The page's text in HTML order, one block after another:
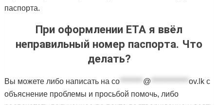
паспорта.
При оформлении ETA я ввёл
неправильный номер паспорта. Что
делать?
Вы можете либо написать на co******** @ ************* ov.lkс
объяснение проблемы и просьбой помочь, либо